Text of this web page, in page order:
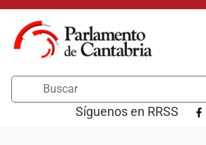
Pasar al contenido principal
Síguenos en RRSS